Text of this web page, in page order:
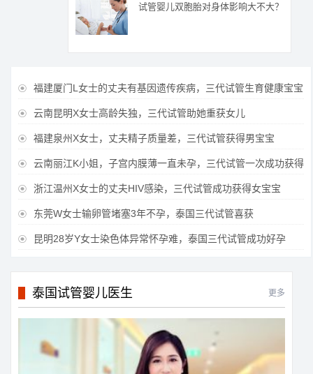
试管婴儿双胞胎对身体影响大不大？
 福建厦门L女士的丈夫有基因遗传疾病，三代试管生育健康宝宝
 云南昆明X女士高龄失独，三代试管助她重获女儿
 福建泉州X女士，丈夫精子质量差，三代试管获得男宝宝
 云南丽江K小姐，子宫内膜薄一直未孕，三代试管一次成功获得
 浙江温州X女士的丈夫HIV感染，三代试管成功获得女宝宝
 东莞W女士输卵管堵塞3年不孕，泰国三代试管喜获
 昆明28岁Y女士染色体异常怀孕难，泰国三代试管成功好孕
泰国试管婴儿医生 更多